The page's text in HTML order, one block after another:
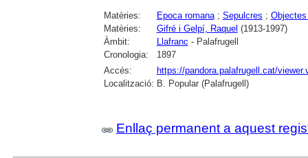
Matèries: Epoca romana; Sepulcres ;
Matèries:
Gifré i Gelpí, Raquel (1913-1997)
Àmbit:
Llafranc - Palafrugell
Cronologia:
1897
Accés:
https://pandora.palafrugell.cat/
Localització: B. Popular (Palafrugell)
Enllaç permanent a aquest